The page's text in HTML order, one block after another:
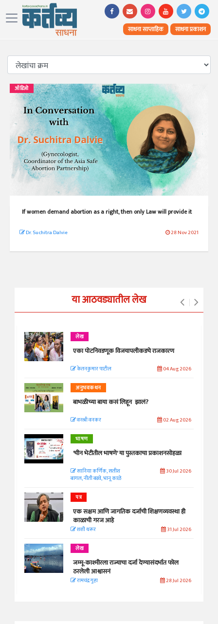
साधना साप्ताहिक साधना प्रकाशन
ऑडिओ
If women demand abortion as a right, then only Law will provide it
Dr. Suchitra Dalvie 28 Nov 2021
या आठवड्यातील लेख
लेख
एका पोटनिवडणूक विजयापलीकडचे राजकारण
केतनकुमार पाटील 04 Aug 2026
अनुभवकथन
बाभळीच्या बाया कसं लिहून झालं?
वनश्री वनकर 02 Aug 2026
भाषण
'चीन भेटीतील भाषणे' या पुस्तकाचा प्रकाशनसोहळा
सानिया कर्णिक, सतीश
बागल, नीती बडवे, भानू काळे
30 Jul 2026
पत्र
एक सक्षम आणि जागतिक दर्जाची शिक्षणव्यवस्था ही
काळाची गरज आहे
शशी थरूर 31 Jul 2026
लेख
जम्मू-काश्मीरला राज्याचा दर्जा देण्यासंदर्भात फोल
ठरलेली आश्वासनं
रामचंद्र गुहा 28 Jul 2026